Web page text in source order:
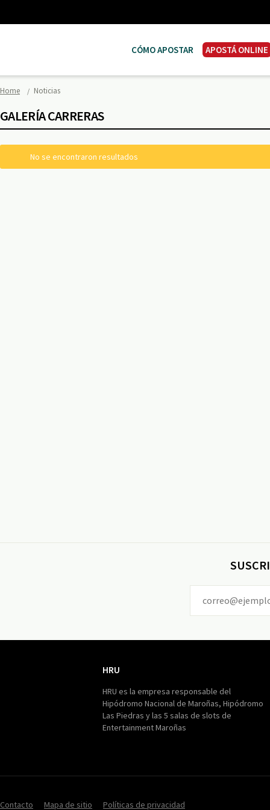
CÓMO APOSTAR APOSTÁ ONLINE
Home Noticias
GALERÍA CARRERAS
No se encontraron resultados
HRU
HRU es la empresa responsable del
Hipódromo Nacional de Maroñas, Hipódromo
Las Piedras y las 5 salas de slots de
Entertainment Maroñas
Contacto Mapa de sitio Políticas de privacidad